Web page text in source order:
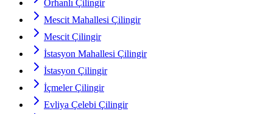
Orhanlı Çilingir
Mescit Mahallesi Çilingir
Mescit Çilingir
İstasyon Mahallesi Çilingir
İstasyon Çilingir
İçmeler Çilingir
Evliya Çelebi Çilingir